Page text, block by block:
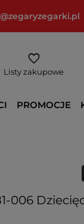
Listy zakupowe
PROMOCJE
006